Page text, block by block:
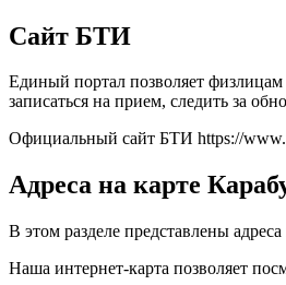
Сайт БТИ
Единый портал позволяет
записаться на прием, следить за
Официальный сайт БТИ https://
Адреса на карте
В этом разделе представлены адреса
Наша интернет-карта позволяет